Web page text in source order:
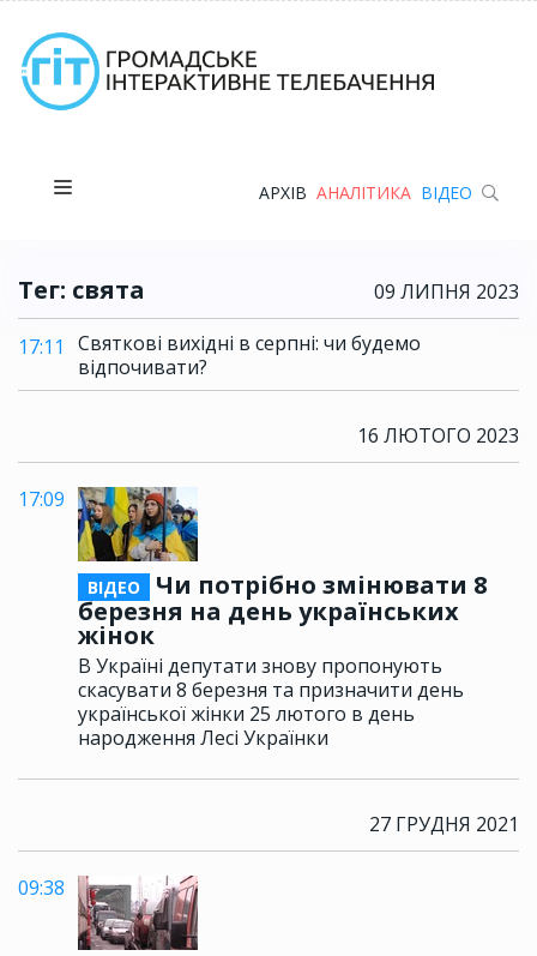
АРХІВ АНАЛІТИКА ВІДЕО
Тег: свята 09 ЛИПНЯ 2023
17:11
Святкові вихідні в серпні: чи будемо
відпочивати?
16 ЛЮТОГО 2023
17:09
ВІДЕО
Чи потрібно змінювати 8
березня на день українських
жінок
В Україні депутати знову пропонують
скасувати 8 березня та призначити день
української жінки 25 лютого в день
народження Лесі Українки
27 ГРУДНЯ 2021
09:38